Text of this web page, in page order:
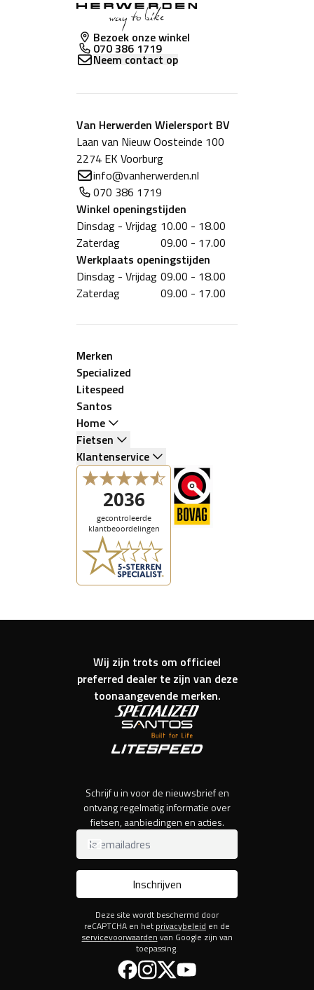
Bezoek onze winkel
070 386 1719
Neem contact op
Van Herwerden Wielersport BV
Laan van Nieuw Oosteinde 100
2274 EK Voorburg
info@vanherwerden.nl
070 386 1719
Winkel openingstijden
Dinsdag - Vrijdag 10.00 - 18.00
Zaterdag
09.00 - 17.00
Werkplaats openingstijden
Dinsdag - Vrijdag 09.00 - 18.00
Zaterdag
09.00 - 17.00
Merken
Specialized
Litespeed
Santos
Home
Fietsen
Klantenservice
Wij zijn trots om officieel
preferred dealer te zijn van deze
toonaangevende merken.
Schrijf u in voor de nieuwsbrief en
ontvang regelmatig informatie over
fietsen, aanbiedingen en acties.
Inschrijven
Deze site wordt beschermd door
reCAPTCHA en het privacybeleid en de
servicevoorwaarden van Google zijn van
toepassing.
FacebookInstagram
TwitterYouTube